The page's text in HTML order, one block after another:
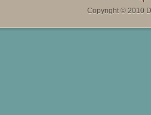
Copyright © 2010